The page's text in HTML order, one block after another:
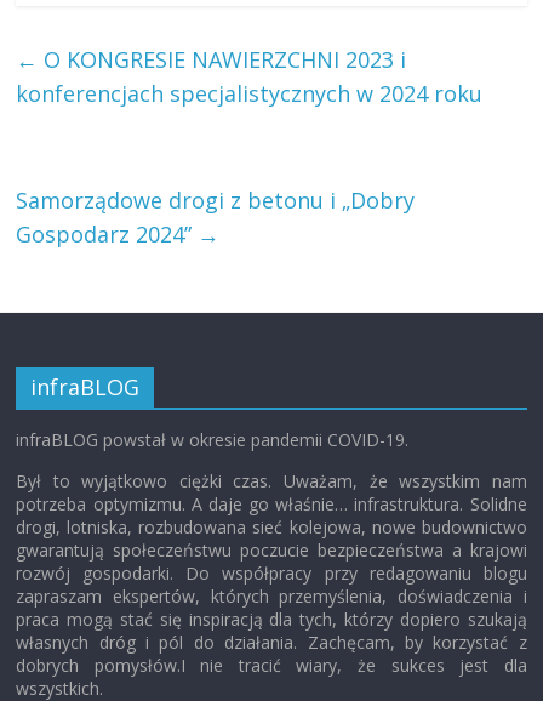
← O KONGRESIE NAWIERZCHNI 2023 i
konferencjach specjalistycznych w 2024 roku
Samorządowe drogi z betonu i „Dobry
Gospodarz 2024” →
infraBLOG
infraBLOG powstał w okresie pandemii COVID-19.
Był to wyjątkowo ciężki czas. Uważam, że wszystkim nam
potrzeba optymizmu. A daje go właśnie… infrastruktura. Solidne
drogi, lotniska, rozbudowana sieć kolejowa, nowe budownictwo
gwarantują społeczeństwu poczucie bezpieczeństwa a krajowi
rozwój gospodarki. Do współpracy przy redagowaniu blogu
zapraszam ekspertów, których przemyślenia, doświadczenia i
praca mogą stać się inspiracją dla tych, którzy dopiero szukają
własnych dróg i pól do działania. Zachęcam, by korzystać z
dobrych pomysłów.I nie tracić wiary, że sukces jest dla
wszystkich.